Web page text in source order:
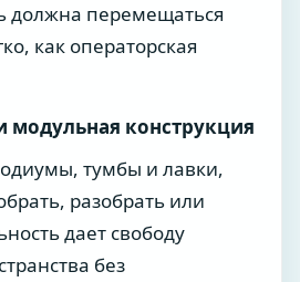
перемещаться
как операторская
модульная конструкция
тумбы и лавки,
разобрать или
дает свободу
без